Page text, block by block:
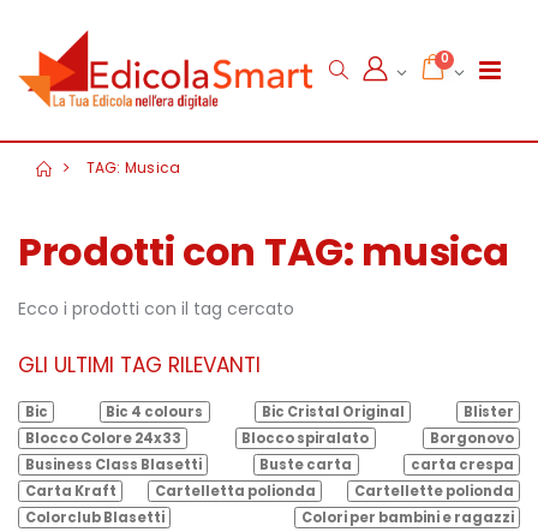
0
TAG: Musica
Prodotti con TAG: musica
Ecco i prodotti con il tag cercato
GLI ULTIMI TAG RILEVANTI
Bic Bic 4 colours Bic Cristal Original
Blister
Blocco Colore 24x33
Blocco spiralato
Borgonovo
Business Class Blasetti
Buste carta
carta crespa
Carta Kraft
Cartelletta polionda
Cartellette polionda
Colorclub Blasetti
Colori per bambini e ragazzi